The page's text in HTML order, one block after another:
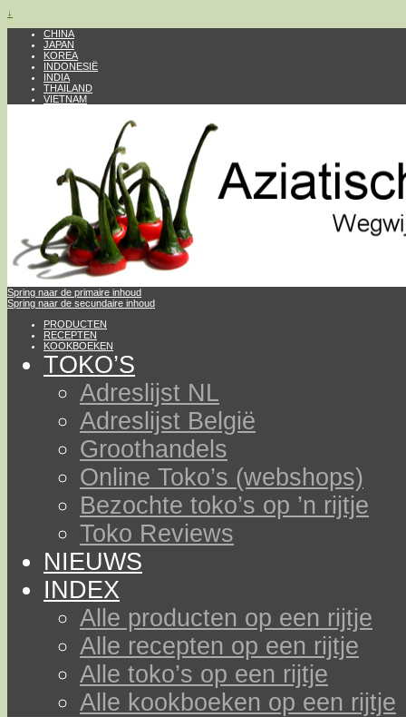
↓
CHINA
JAPAN
KOREA
INDONESIË
INDIA
THAILAND
VIETNAM
Spring naar de primaire inhoud
Spring naar de secundaire inhoud
PRODUCTEN
RECEPTEN
KOOKBOEKEN
TOKO’S
Adreslijst NL
Adreslijst België
Groothandels
Online Toko’s (webshops)
Bezochte toko’s op ’n rijtje
Toko Reviews
NIEUWS
INDEX
Alle producten op een rijtje
Alle recepten op een rijtje
Alle toko’s op een rijtje
Alle kookboeken op een rijtje